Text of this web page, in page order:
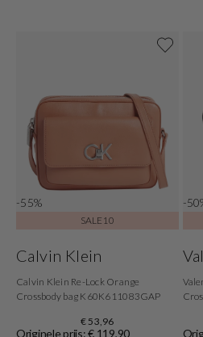
-55%
SALE10
Calvin Klein
Calvin Klein Re-Lock Orange
Crossbody bag K60K611083GAP
€ 53,96
Originele prijs: € 119,90
-